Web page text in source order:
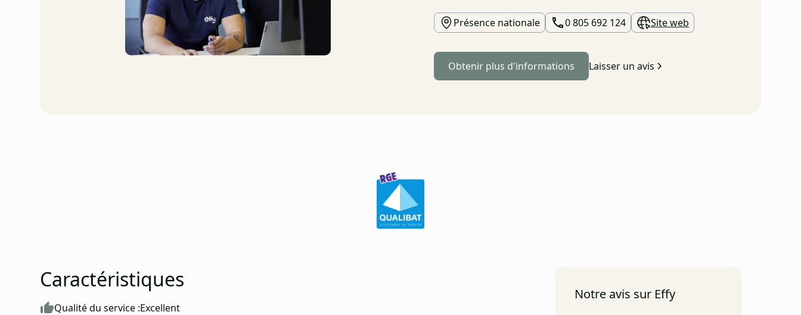
Présence nationale 0 805 692 124 Site web
Obtenir plus d'informations Laisser un avis
Caractéristiques
Qualité du service :Excellent
Notre avis sur Effy